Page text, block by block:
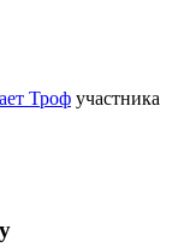
Троф участника